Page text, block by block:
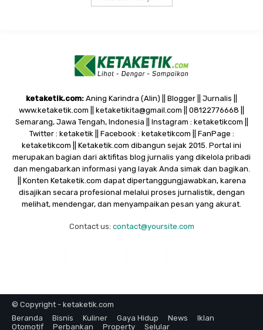
ketaketik.com: Aning Karindra (Alin) || Blogger || Jurnalis ||
www.ketaketik.com || ketaketikita@gmail.com || 08122776668 ||
Semarang, Jawa Tengah, Indonesia || Instagram : ketaketikcom ||
Twitter : ketaketik || Facebook : ketaketikcom || FanPage :
ketaketikcom || Ketaketik.com dibangun sejak 2015. Portal ini
merupakan bagian dari aktifitas blog jurnalis yang dikelola pribadi
dan mengabarkan informasi yang layak Anda simak dan bagikan.
|| Konten Ketaketik.com dapat dipertanggungjawabkan, karena
disajikan secara profesional melalui proses jurnalistik, dengan
melihat, mendengar, dan menyampaikan pesan yang akurat.
Contact us: contact@yoursite.com
© Copyright - ketaketik.com
Beranda
Bisnis Kuliner Gaya Hidup News
Iklan
Otomotif
Perbankan Property Selular